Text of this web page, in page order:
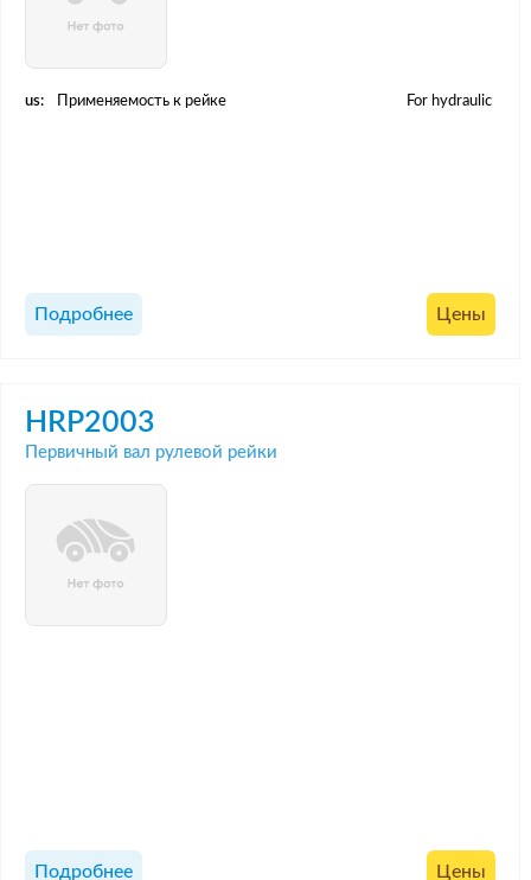
us: Применяемость к рейке For hydraulic
Подробнее Цены
HRP2003
Первичный вал рулевой рейки
Подробнее Цены